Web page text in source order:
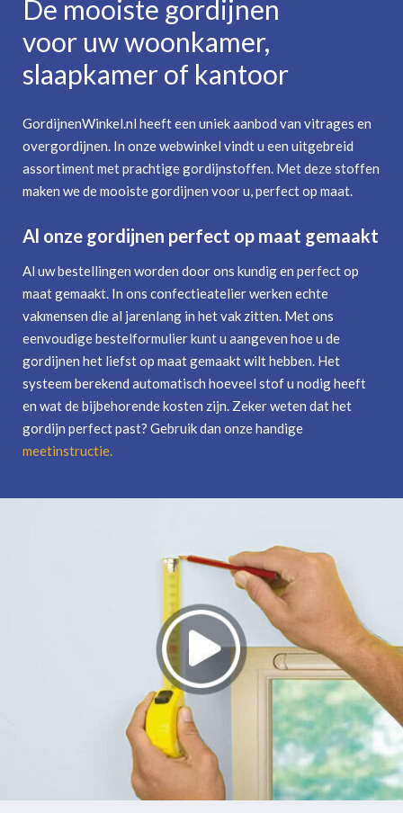
De mooiste gordijnen
voor uw woonkamer,
slaapkamer of kantoor
GordijnenWinkel.nl heeft een uniek aanbod van vitrages en
overgordijnen. In onze webwinkel vindt u een uitgebreid
assortiment met prachtige gordijnstoffen. Met deze stoffen
maken we de mooiste gordijnen voor u, perfect op maat.
Al onze gordijnen perfect op maat gemaakt
Al uw bestellingen worden door ons kundig en perfect op
maat gemaakt. In ons confectieatelier werken echte
vakmensen die al jarenlang in het vak zitten. Met ons
eenvoudige bestelformulier kunt u aangeven hoe u de
gordijnen het liefst op maat gemaakt wilt hebben. Het
systeem berekend automatisch hoeveel stof u nodig heeft
en wat de bijbehorende kosten zijn. Zeker weten dat het
gordijn perfect past? Gebruik dan onze handige
meetinstructie.